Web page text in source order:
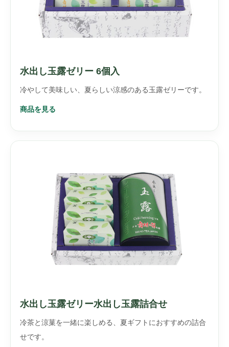
水出し玉露ゼリー 6個入
冷やして美味しい、夏らしい涼感のある玉露ゼリーです。
商品を見る
水出し玉露ゼリー水出し玉露詰合せ
冷茶と涼菓を一緒に楽しめる、夏ギフトにおすすめの詰合
せです。